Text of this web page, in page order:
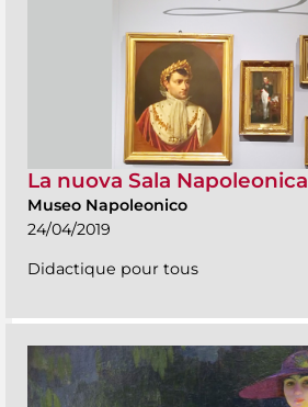
La nuova Sala Napoleonica
Museo Napoleonico
24/04/2019
Didactique pour tous